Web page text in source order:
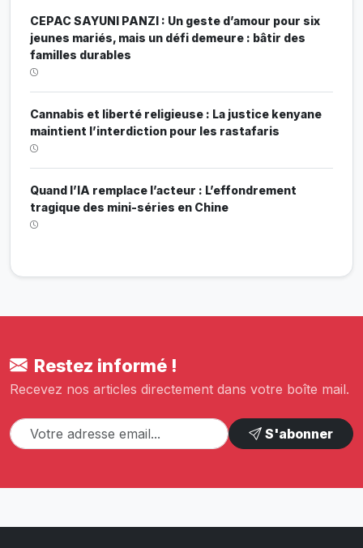
CEPAC SAYUNI PANZI : Un geste d’amour pour six
jeunes mariés, mais un défi demeure : bâtir des
familles durables
Cannabis et liberté religieuse : La justice kenyane
maintient l’interdiction pour les rastafaris
Quand l’IA remplace l’acteur : L’effondrement
tragique des mini-séries en Chine
Restez informé !
Recevez nos articles directement dans votre boîte mail.
S'abonner